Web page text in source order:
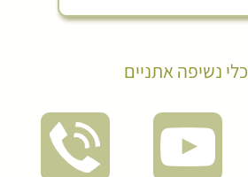
כלי נשיפה אתניים